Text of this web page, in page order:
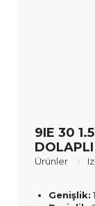
9IE 30
Ürünler
Genişlik: